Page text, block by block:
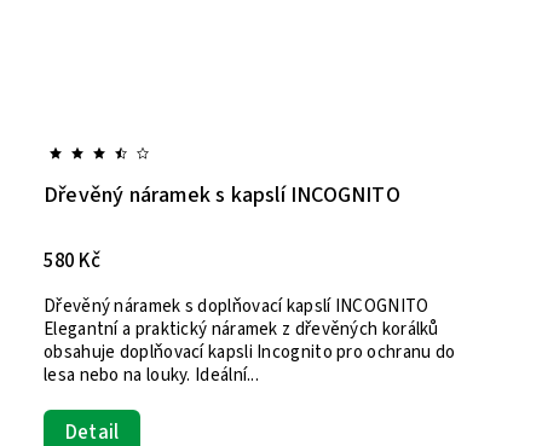
Dřevěný náramek s kapslí INCOGNITO
580 Kč
Detail
Dřevěný náramek s doplňovací kapslí INCOGNITO
Elegantní a praktický náramek z dřevěných korálků
obsahuje doplňovací kapsli Incognito pro ochranu do
lesa nebo na louky. Ideální...